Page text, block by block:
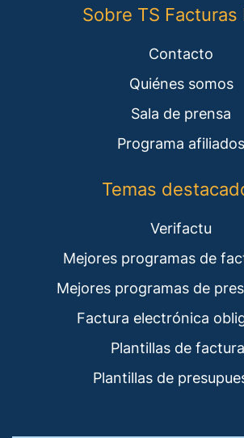
Sobre TS Facturas
Contacto
Quiénes somos
Sala de prensa
Programa afiliados
Temas
Verifactu
Mejores programas de
Mejores programas de
Factura electrónica
Plantillas de
Plantillas de